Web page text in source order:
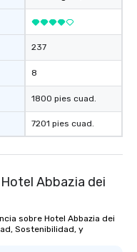
237
8
1800 pies cuad.
7201 pies cuad.
Abbazia dei
sobre Hotel Abbazia dei
Sostenibilidad, y